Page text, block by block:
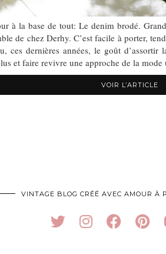
la base de tout: Le denim brodé.
de chez Derhy. C’est facile à porter,
dernières années, le goût
et faire revivre une approche de la
VOIR L’ARTICLE
VINTAGE BLOG CRÉÉ AVEC AMOUR À